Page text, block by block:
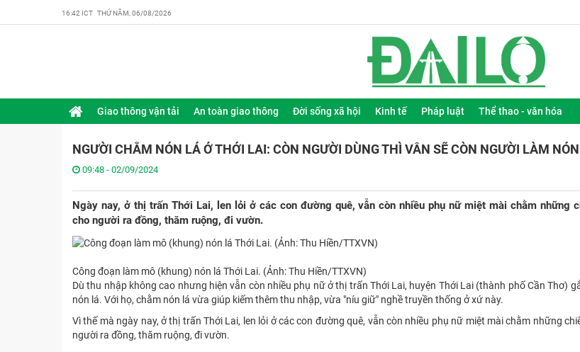
16:42 ICT THỨ NĂM, 06/08/2026
Giao thông vận tải An toàn giao thông Đời sống xã hội Kinh tế Pháp luật Thể thao - văn hóa
NGƯỜI CHẰM NÓN LÁ Ở THỚI LAI: CÒN NGƯỜI DÙNG THÌ VẪN SẼ CÒN NGƯỜI LÀM NÓN
09:48 - 02/09/2024
Ngày nay, ở thị trấn Thới Lai, len lỏi ở các con đường quê, vẫn còn nhiều phụ nữ miệt mài chằm những
cho người ra đồng, thăm ruộng, đi vườn.
Công đoạn làm mô (khung) nón lá Thới Lai. (Ảnh: Thu Hiền/TTXVN)
Dù thu nhập không cao nhưng hiện vẫn còn nhiều phụ nữ ở thị trấn Thới Lai, huyện Thới Lai (thành phố Cần Thơ)
nón lá. Với họ, chằm nón lá vừa giúp kiếm thêm thu nhập, vừa "níu giữ" nghề truyền thống ở xứ này.
Vì thế mà ngày nay, ở thị trấn Thới Lai, len lỏi ở các con đường quê, vẫn còn nhiều phụ nữ miệt mài chằm những
người ra đồng, thăm ruộng, đi vườn.